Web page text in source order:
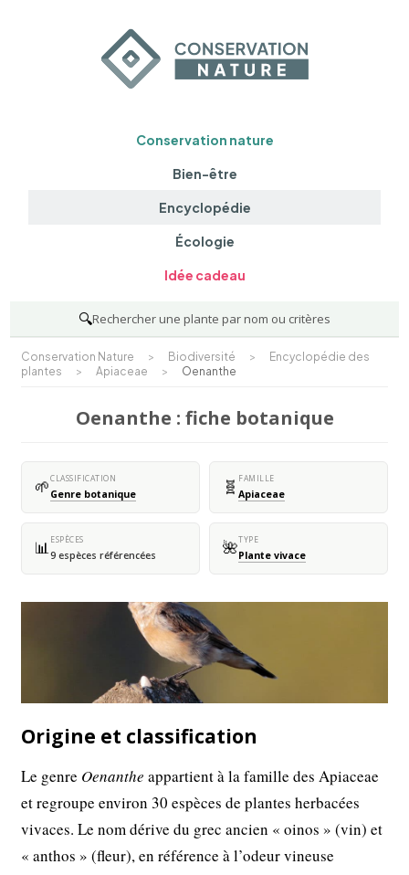
Conservation nature
Bien-être
Encyclopédie
Écologie
Idée cadeau
🔍Rechercher une plante par nom ou critères
Conservation Nature > Biodiversité >
Encyclopédie des
plantes
> Apiaceae > Oenanthe
Oenanthe : fiche botanique
🌱CLASSIFICATION
Genre botanique 🧬 FAMILLE
Apiaceae
📊ESPÈCES
9 espèces référencées 🌺TYPE
Plante vivace
Origine et classification
Le genre Oenanthe appartient à la famille des Apiaceae
et regroupe environ 30 espèces de plantes herbacées
vivaces. Le nom dérive du grec ancien « oinos » (vin) et
« anthos » (fleur), en référence à l’odeur vineuse